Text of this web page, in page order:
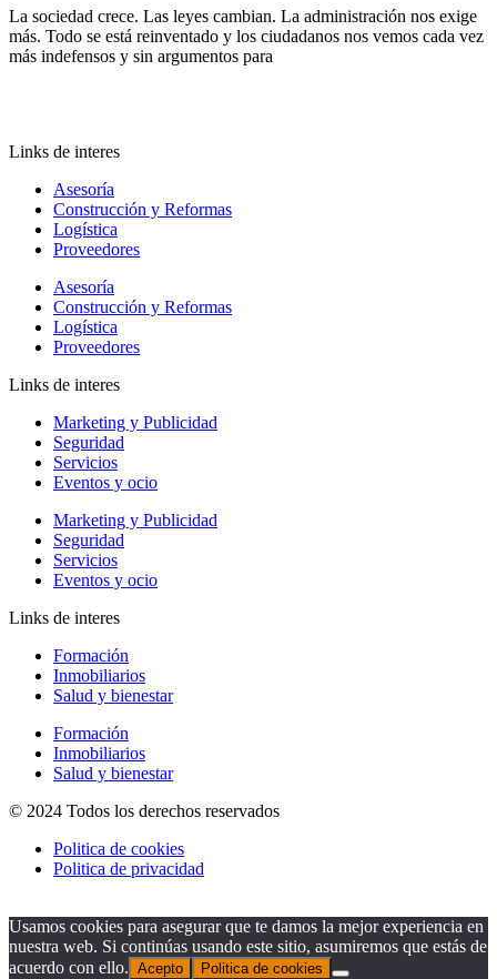
La sociedad crece. Las leyes cambian. La administración nos exige
más. Todo se está reinventado y los ciudadanos nos vemos cada vez
más indefensos y sin argumentos para
Links de interes
Asesoría
Construcción y Reformas
Logística
Proveedores
Asesoría
Construcción y Reformas
Logística
Proveedores
Links de interes
Marketing y Publicidad
Seguridad
Servicios
Eventos y ocio
Marketing y Publicidad
Seguridad
Servicios
Eventos y ocio
Links de interes
Formación
Inmobiliarios
Salud y bienestar
Formación
Inmobiliarios
Salud y bienestar
© 2024 Todos los derechos reservados
Politica de cookies
Politica de privacidad
Usamos cookies para asegurar que te damos la mejor experiencia en
nuestra web. Si continúas usando este sitio, asumiremos que estás de
acuerdo con ello. Acepto Politica de cookies